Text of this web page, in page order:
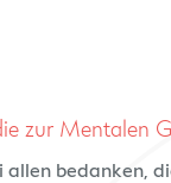
zur Mentalen
allen bedanken,